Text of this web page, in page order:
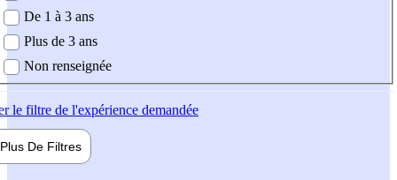
De 1 à 3 ans
Plus de 3 ans
Non renseignée
le filtre de l'expérience demandée
Plus De Filtres